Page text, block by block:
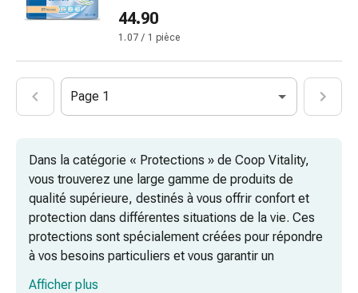
Eczéma
et
ongles
et
des
pieds
Traitement
des
cicatrices
44.90
1.07 / 1 pièce
Page 1
Dans la catégorie « Protections » de Coop Vitality,
vous trouverez une large gamme de produits de
qualité supérieure, destinés à vous offrir confort et
protection dans différentes situations de la vie. Ces
protections sont spécialement créées pour répondre
à vos besoins particuliers et vous garantir un
maximum de sécurité.
Afficher plus